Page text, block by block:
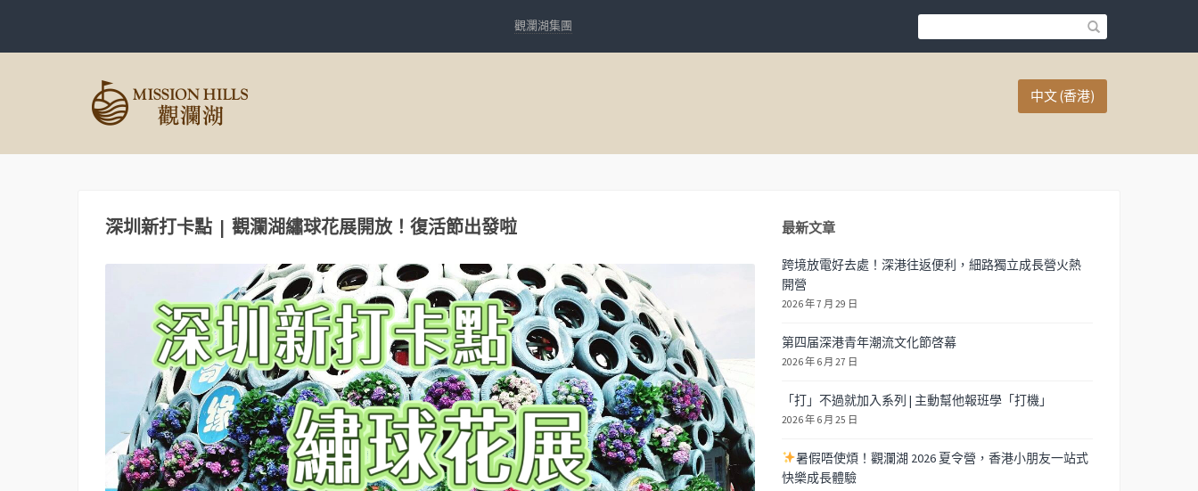
觀瀾湖集團
中文 (香港)
深圳新打卡點 | 觀瀾湖繡球花展開放！復活節出發啦 最新文章
跨境放電好去處！深港往返便利，細路獨立成長營火熱
開營
2026 年 7 月 29 日
第四届深港青年潮流文化節啓幕
2026 年 6 月 27 日
「打」不過就加入系列 | 主動幫他報班學「打機」
2026 年 6 月 25 日
暑假唔使煩！觀瀾湖 2026 夏令營，香港小朋友一站式
快樂成長體驗